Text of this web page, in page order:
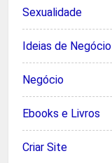
Sexualidade
Ideias de Negócio
Negócio
Ebooks e Livros
Criar Site